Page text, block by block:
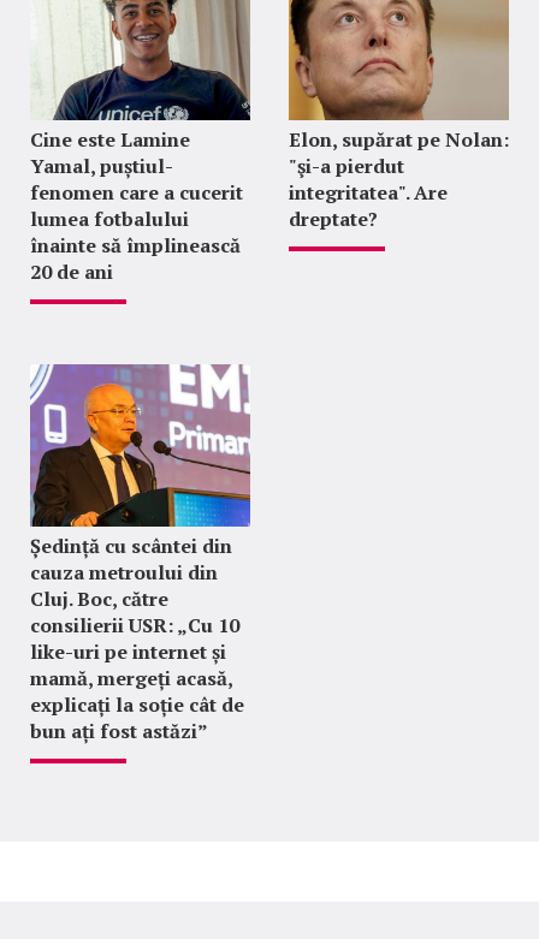
Cine este Lamine
Yamal, puștiul-
fenomen care a cucerit
lumea fotbalului
înainte să împlinească
20 de ani
Elon, supărat pe Nolan:
"şi-a pierdut
integritatea". Are
dreptate?
Ședință cu scântei din
cauza metroului din
Cluj. Boc, către
consilierii USR: „Cu 10
like-uri pe internet și
mamă, mergeți acasă,
explicați la soție cât de
bun ați fost astăzi”